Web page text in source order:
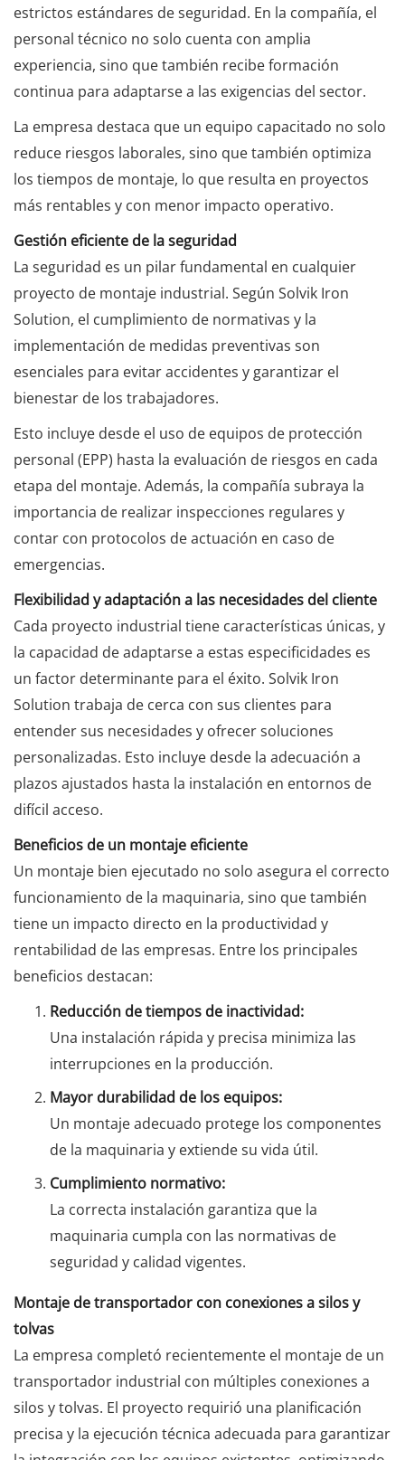
estrictos estándares de seguridad. En la compañía, el
personal técnico no solo cuenta con amplia
experiencia, sino que también recibe formación
continua para adaptarse a las exigencias del sector.
La empresa destaca que un equipo capacitado no solo
reduce riesgos laborales, sino que también optimiza
los tiempos de montaje, lo que resulta en proyectos
más rentables y con menor impacto operativo.
Gestión eficiente de la seguridad
La seguridad es un pilar fundamental en cualquier
proyecto de montaje industrial. Según Solvik Iron
Solution, el cumplimiento de normativas y la
implementación de medidas preventivas son
esenciales para evitar accidentes y garantizar el
bienestar de los trabajadores.
Esto incluye desde el uso de equipos de protección
personal (EPP) hasta la evaluación de riesgos en cada
etapa del montaje. Además, la compañía subraya la
importancia de realizar inspecciones regulares y
contar con protocolos de actuación en caso de
emergencias.
Flexibilidad y adaptación a las necesidades del cliente
Cada proyecto industrial tiene características únicas, y
la capacidad de adaptarse a estas especificidades es
un factor determinante para el éxito. Solvik Iron
Solution trabaja de cerca con sus clientes para
entender sus necesidades y ofrecer soluciones
personalizadas. Esto incluye desde la adecuación a
plazos ajustados hasta la instalación en entornos de
difícil acceso.
Beneficios de un montaje eficiente
Un montaje bien ejecutado no solo asegura el correcto
funcionamiento de la maquinaria, sino que también
tiene un impacto directo en la productividad y
rentabilidad de las empresas. Entre los principales
beneficios destacan:
Reducción de tiempos de inactividad:
Una instalación rápida y precisa minimiza las
interrupciones en la producción.
Mayor durabilidad de los equipos:
Un montaje adecuado protege los componentes
de la maquinaria y extiende su vida útil.
Cumplimiento normativo:
La correcta instalación garantiza que la
maquinaria cumpla con las normativas de
seguridad y calidad vigentes.
Montaje de transportador con conexiones a silos y
tolvas
La empresa completó recientemente el montaje de un
transportador industrial con múltiples conexiones a
silos y tolvas. El proyecto requirió una planificación
precisa y la ejecución técnica adecuada para garantizar